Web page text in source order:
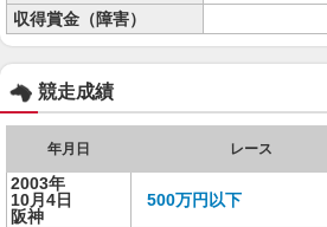
収得賞金（障害）
競走成績
年月日 レース
2003年
10月4日
阪神
500万円以下